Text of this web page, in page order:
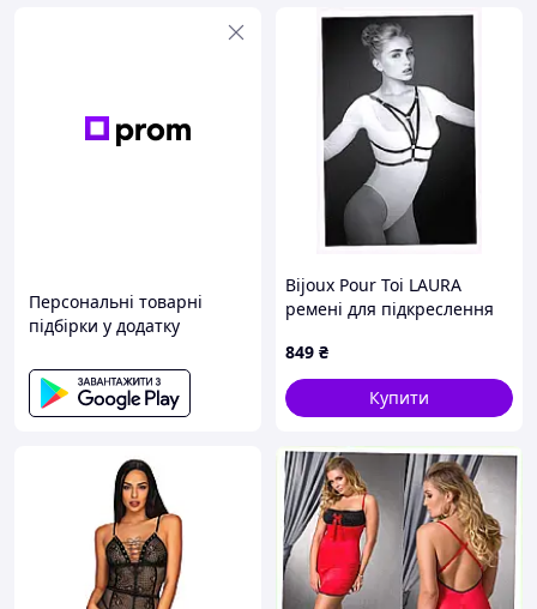
nbsp;
Для кого:
Цей костюм призначений для жінок, які хочуть
урізноманітнити своє інтимне життя та додати елемент
гри та флірту у стосунки. Він ідеально підходить як для
досвідчених любителів рольових ігор, так і для
новачків, які бажають спробувати щось нове та
захоплююче.
Персональні товарні
підбірки у додатку
Bijoux Pour Toi LAURA
ремені для підкреслення
849 ₴
Купити